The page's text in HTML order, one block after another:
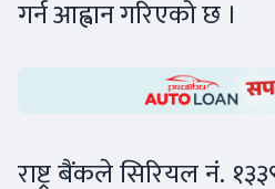
गर्न आह्वान गरिएको छ ।
राष्ट्र बैंकले सिरियल नं.